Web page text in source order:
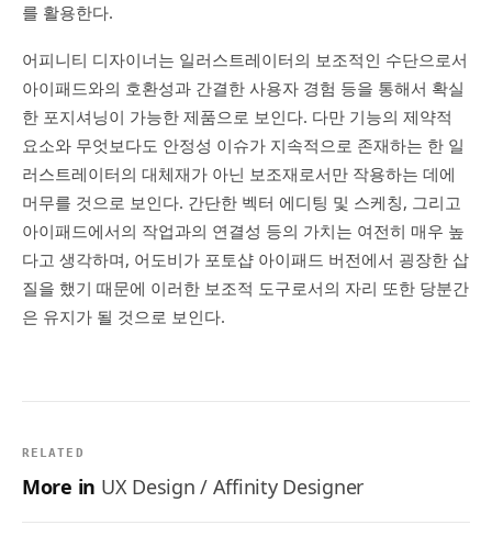
를 활용한다.
어피니티 디자이너는 일러스트레이터의 보조적인 수단으로서
아이패드와의 호환성과 간결한 사용자 경험 등을 통해서 확실
한 포지셔닝이 가능한 제품으로 보인다. 다만 기능의 제약적
요소와 무엇보다도 안정성 이슈가 지속적으로 존재하는 한 일
러스트레이터의 대체재가 아닌 보조재로서만 작용하는 데에
머무를 것으로 보인다. 간단한 벡터 에디팅 및 스케칭, 그리고
아이패드에서의 작업과의 연결성 등의 가치는 여전히 매우 높
다고 생각하며, 어도비가 포토샵 아이패드 버전에서 굉장한 삽
질을 했기 때문에 이러한 보조적 도구로서의 자리 또한 당분간
은 유지가 될 것으로 보인다.
RELATED
More in UX Design / Affinity Designer